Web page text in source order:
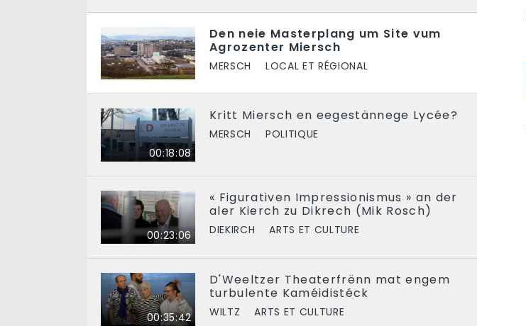
Den neie Masterplang um Site vum
Agrozenter Miersch
MERSCH LOCAL ET RÉGIONAL
00:18:08
Kritt Miersch en eegestännege Lycée?
MERSCH POLITIQUE
00:23:06
« Figurativen Impressionismus » an der
aler Kierch zu Dikrech (Mik Rosch)
DIEKIRCH ARTS ET CULTURE
00:35:42
D'Weeltzer Theaterfrënn mat engem
turbulente Kaméidistéck
WILTZ ARTS ET CULTURE